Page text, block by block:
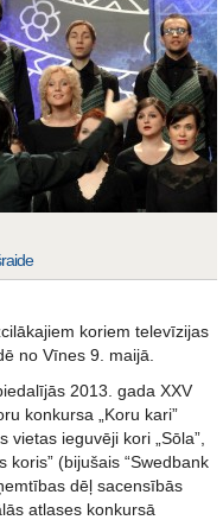
koriem televīzijas
no Vīnes 9. maijā.
2013. gada XXV
konkursa „Koru kari”
ieguvēji kori „Sōla”,
koris” (bijušais “Swedbank
dēļ sacensībās
atlases konkursā